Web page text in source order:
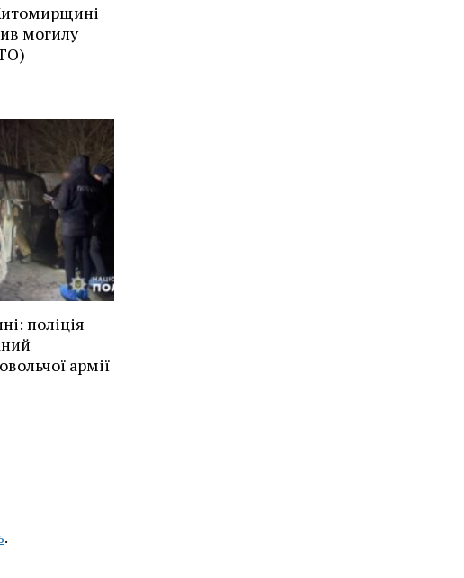
могилу
поліція
армії
.